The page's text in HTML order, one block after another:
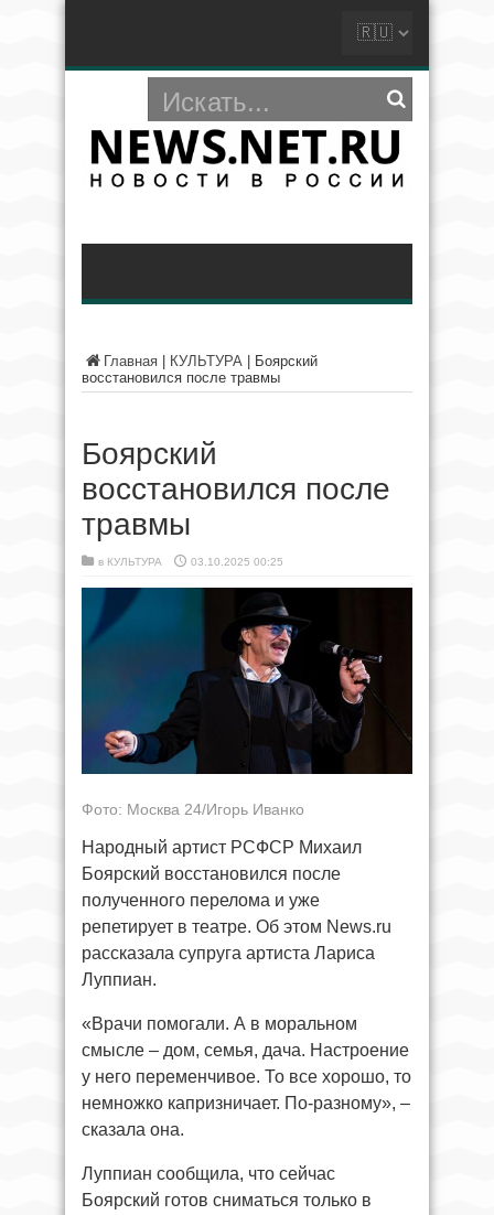
Главная КУЛЬТУРА
Боярский
восстановился после травмы
Боярский
восстановился после
травмы
в КУЛЬТУРА 03.10.2025 00:25
Фото: Москва 24/Игорь Иванко
Народный артист РСФСР Михаил
Боярский восстановился после
полученного перелома и уже
репетирует в театре. Об этом News.ru
рассказала супруга артиста Лариса
Луппиан.
«Врачи помогали. А в моральном
смысле – дом, семья, дача. Настроение
у него переменчивое. То все хорошо, то
немножко капризничает. По-разному», –
сказала она.
Луппиан сообщила, что сейчас
Боярский готов сниматься только в